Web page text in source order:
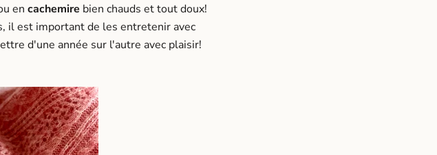
en cachemire bien chauds et tout doux!
il est important de les entretenir avec
d'une année sur l'autre avec plaisir!